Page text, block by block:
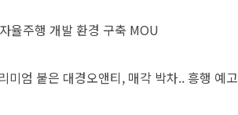
율주행 개발 환경 구축 MOU
미엄 붙은 대경오앤티, 매각 박차.. 흥행 예고